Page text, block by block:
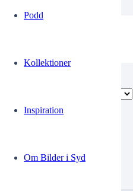
Podd
Kollektioner
Inspiration
Om Bilder i Syd
0.00kr